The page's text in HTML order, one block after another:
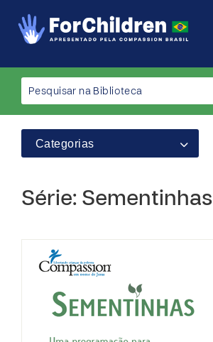
Categorias
Série: Sementinhas